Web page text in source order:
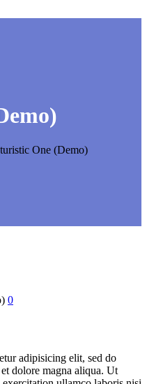
One (Demo)
0
adipisicing elit, sed do
dolore magna aliqua. Ut